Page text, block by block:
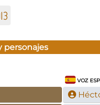
personajes
VOZ